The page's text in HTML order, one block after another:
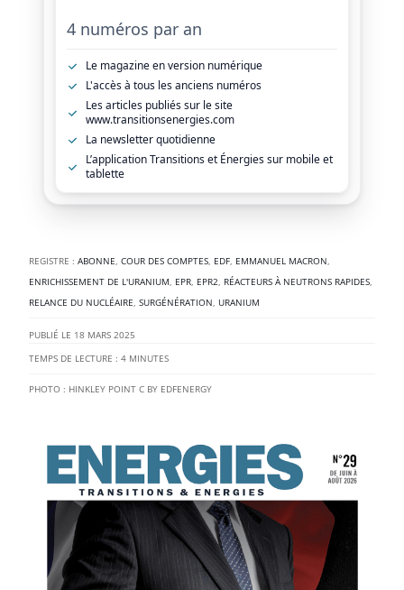
18 MARS 2025
TEMPS DE LECTURE : 4 MINUTES
PHOTO : HINKLEY POINT C BY EDFENERGY
4 numéros par an
Le magazine en version numérique
L'accès à tous les anciens numéros
Les articles publiés sur le site
www.transitionsenergies.com
La newsletter quotidienne
L’application Transitions et Énergies sur mobile et
tablette
REGISTRE :ABONNE,COUR DES COMPTES, EDF, EMMANUEL MACRON,
ENRICHISSEMENT DE L'URANIUM, EPR, EPR2, RÉACTEURS À NEUTRONS RAPIDES,
RELANCE DU NUCLÉAIRE,SURGÉNÉRATION, URANIUM